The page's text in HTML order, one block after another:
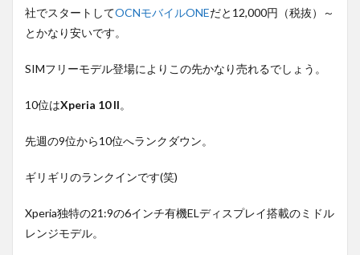
社でスタートしてOCNモバイルONEだと12,000円（税抜）～
とかなり安いです。
SIMフリーモデル登場によりこの先かなり売れるでしょう。
10位はXperia 10 II。
先週の9位から10位へランクダウン。
ギリギリのランクインです(笑)
Xperia独特の21:9の6インチ有機ELディスプレイ搭載のミドル
レンジモデル。